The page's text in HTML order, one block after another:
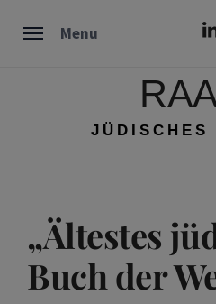
Menu
JÜDISCHES
„Ältestes
Buch der